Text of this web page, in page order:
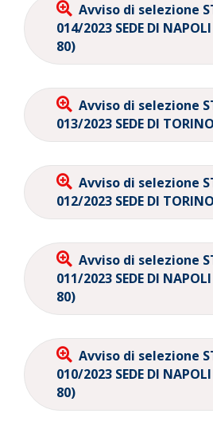
Avviso di selezione
014/2023 SEDE DI
80)
Avviso di selezione
013/2023 SEDE DI TORINO
Avviso di selezione
012/2023 SEDE DI TORINO
Avviso di selezione
011/2023 SEDE DI
80)
Avviso di selezione
010/2023 SEDE DI
80)